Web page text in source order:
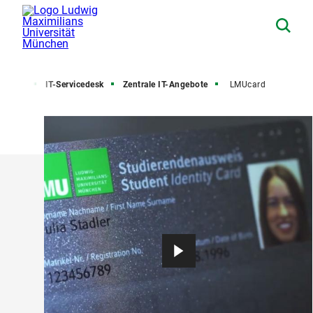
IT-Servicedesk Zentrale IT-Angebote LMUcard